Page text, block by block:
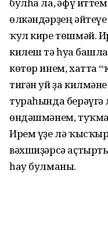
өлкәндәрҙең
ҡул кире төшмәй.
килеш тә һуға
көтөр инем, хатта
тигән уй ҙа
тураһында берәүгә
өндәшмәнем,
Ирем үҙе лә
вәхшиҙәрсә
һау булманы.